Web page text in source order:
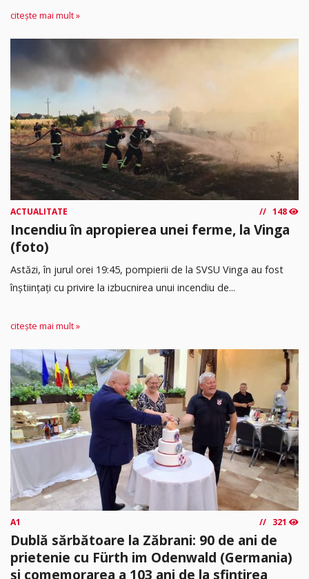
citește mai mult »
ACTUALITATE 148
Incendiu în apropierea unei ferme, la Vinga
(foto)
Astăzi, în jurul orei 19:45, pompierii de la SVSU Vinga au fost
înștiințați cu privire la izbucnirea unui incendiu de...
citește mai mult »
A1 321
Dublă sărbătoare la Zăbrani: 90 de ani de
prietenie cu Fürth im Odenwald (Germania)
și comemorarea a 103 ani de la sfințirea